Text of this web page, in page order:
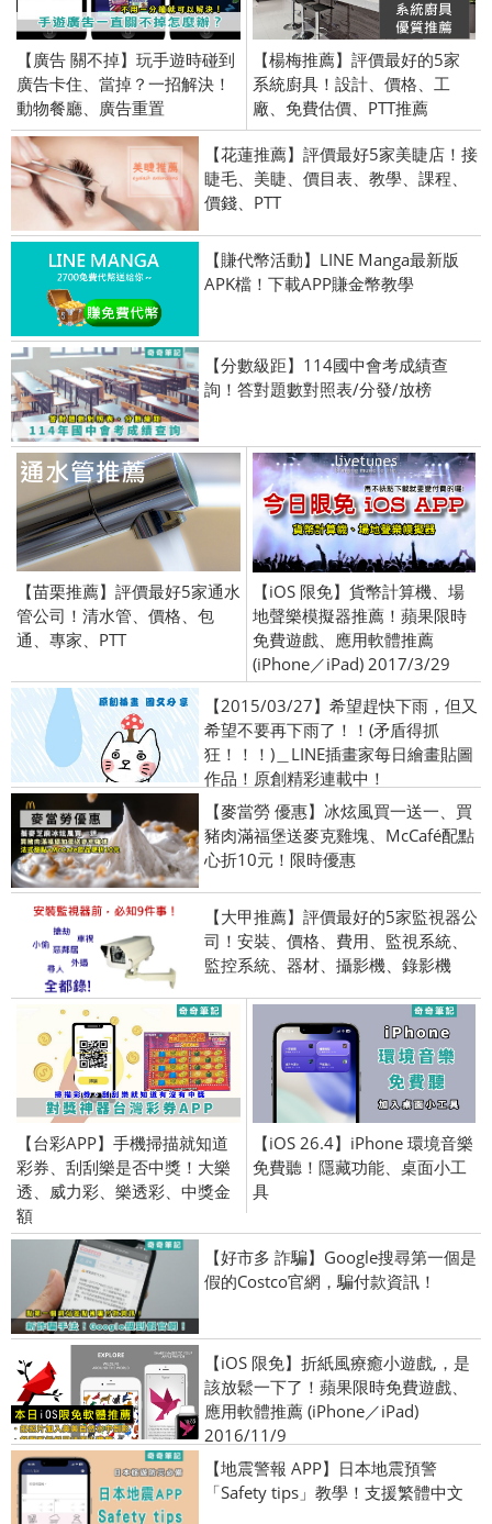
【廣告 關不掉】玩手遊時碰到
廣告卡住、當掉？一招解決！
動物餐廳、廣告重置
【楊梅推薦】評價最好的5家
系統廚具！設計、價格、工
廠、免費估價、PTT推薦
【花蓮推薦】評價最好5家美睫店！接
睫毛、美睫、價目表、教學、課程、
價錢、PTT
【賺代幣活動】LINE Manga最新版
APK檔！下載APP賺金幣教學
【分數級距】114國中會考成績查
詢！答對題數對照表/分發/放榜
【苗栗推薦】評價最好5家通水
管公司！清水管、價格、包
通、專家、PTT
【iOS 限免】貨幣計算機、場
地聲樂模擬器推薦！蘋果限時
免費遊戲、應用軟體推薦
(iPhone／iPad) 2017/3/29
【2015/03/27】希望趕快下雨，但又
希望不要再下雨了！！(矛盾得抓
狂！！！)＿LINE插畫家每日繪畫貼圖
作品！原創精彩連載中！
【麥當勞 優惠】冰炫風買一送一、買
豬肉滿福堡送麥克雞塊、McCafé配點
心折10元！限時優惠
【大甲推薦】評價最好的5家監視器公
司！安裝、價格、費用、監視系統、
監控系統、器材、攝影機、錄影機
【台彩APP】手機掃描就知道
彩券、刮刮樂是否中獎！大樂
透、威力彩、樂透彩、中獎金
額
【iOS 26.4】iPhone 環境音樂
免費聽！隱藏功能、桌面小工
具
【好市多 詐騙】Google搜尋第一個是
假的Costco官網，騙付款資訊！
【iOS 限免】折紙風療癒小遊戲,，是
該放鬆一下了！蘋果限時免費遊戲、
應用軟體推薦 (iPhone／iPad)
2016/11/9
【地震警報 APP】日本地震預警
「Safety tips」教學！支援繁體中文